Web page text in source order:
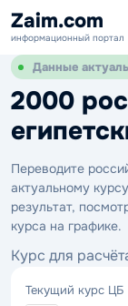
Zaim.com
информационный портал
Данные
2000
Переводите
актуальному
результат,
курса на графике.
Курс для
Текущий курс